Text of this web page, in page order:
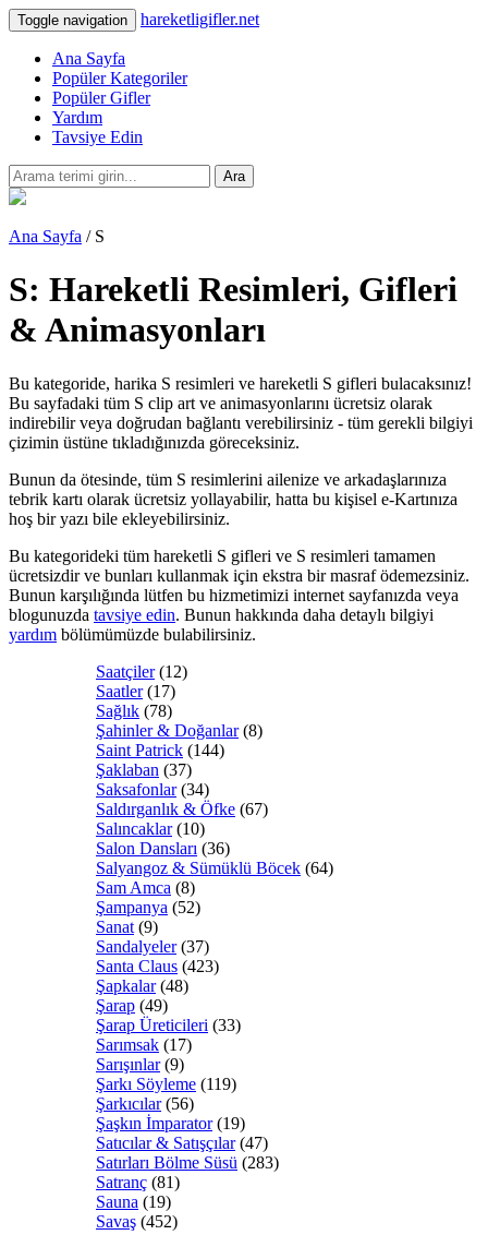
Toggle navigation hareketligifler.net
Ana Sayfa
Popüler Kategoriler
Popüler Gifler
Yardım
Tavsiye Edin
Ara
Ana Sayfa / S
S: Hareketli Resimleri, Gifleri
& Animasyonları
Bu kategoride, harika S resimleri ve hareketli S gifleri bulacaksınız!
Bu sayfadaki tüm S clip art ve animasyonlarını ücretsiz olarak
indirebilir veya doğrudan bağlantı verebilirsiniz - tüm gerekli bilgiyi
çizimin üstüne tıkladığınızda göreceksiniz.
Bunun da ötesinde, tüm S resimlerini ailenize ve arkadaşlarınıza
tebrik kartı olarak ücretsiz yollayabilir, hatta bu kişisel e-Kartınıza
hoş bir yazı bile ekleyebilirsiniz.
Bu kategorideki tüm hareketli S gifleri ve S resimleri tamamen
ücretsizdir ve bunları kullanmak için ekstra bir masraf ödemezsiniz.
Bunun karşılığında lütfen bu hizmetimizi internet sayfanızda veya
blogunuzda tavsiye edin. Bunun hakkında daha detaylı bilgiyi
yardım bölümümüzde bulabilirsiniz.
Saatçiler (12)
Saatler (17)
Sağlık (78)
Şahinler & Doğanlar (8)
Saint Patrick (144)
Şaklaban (37)
Saksafonlar (34)
Saldırganlık & Öfke (67)
Salıncaklar (10)
Salon Dansları (36)
Salyangoz & Sümüklü Böcek (64)
Sam Amca (8)
Şampanya (52)
Sanat (9)
Sandalyeler (37)
Santa Claus (423)
Şapkalar (48)
Şarap (49)
Şarap Üreticileri (33)
Sarımsak (17)
Sarışınlar (9)
Şarkı Söyleme (119)
Şarkıcılar (56)
Şaşkın İmparator (19)
Satıcılar & Satışçılar (47)
Satırları Bölme Süsü (283)
Satranç (81)
Sauna (19)
Savaş (452)